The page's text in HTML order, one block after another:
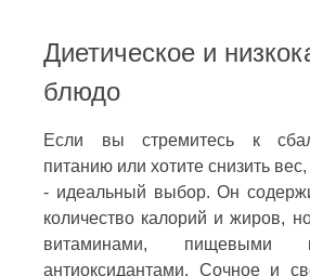
Диетическое и
блюдо
Если вы стремитесь к
питанию или хотите снизить
- идеальный выбор. Он
количество калорий и жиров,
витаминами, пищевыми
антиоксидантами. Сочное и